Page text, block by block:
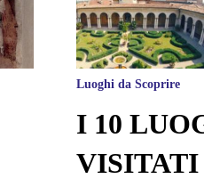
Luoghi da Scoprire
I 10